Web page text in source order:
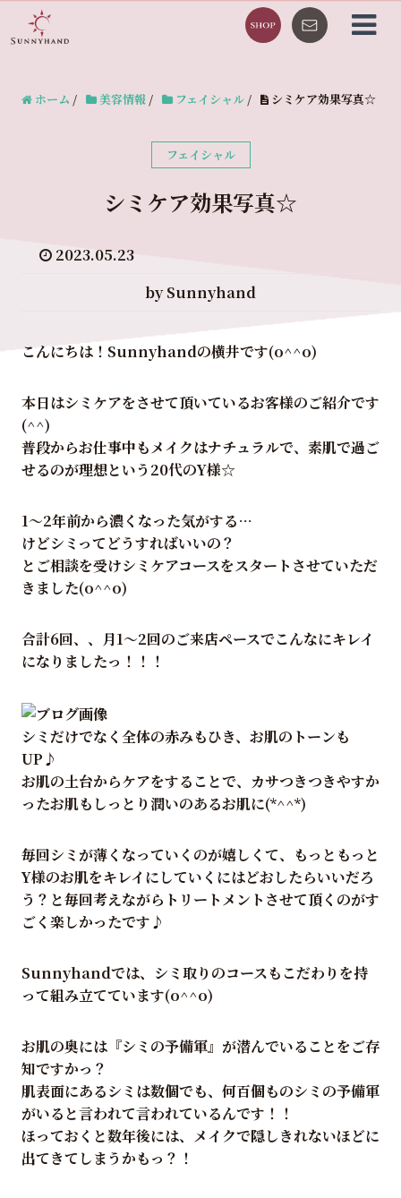
ホーム / 美容情報 / フェイシャル / シミケア効果写真☆
フェイシャル
シミケア効果写真☆
2023.05.23
by Sunnyhand
こんにちは！Sunnyhandの横井です(o^^o)
本日はシミケアをさせて頂いているお客様のご紹介です
(^^)
普段からお仕事中もメイクはナチュラルで、素肌で過ご
せるのが理想という20代のY様☆
1～2年前から濃くなった気がする…
けどシミってどうすればいいの？
とご相談を受けシミケアコースをスタートさせていただ
きました(o^^o)
合計6回、、月1～2回のご来店ペースでこんなにキレイ
になりましたっ！！！
シミだけでなく全体の赤みもひき、お肌のトーンも
UP♪
お肌の土台からケアをすることで、カサつきつきやすか
ったお肌もしっとり潤いのあるお肌に(*^^*)
毎回シミが薄くなっていくのが嬉しくて、もっともっと
Y様のお肌をキレイにしていくにはどおしたらいいだろ
う？と毎回考えながらトリートメントさせて頂くのがす
ごく楽しかったです♪
Sunnyhandでは、シミ取りのコースもこだわりを持
って組み立てています(o^^o)
お肌の奥には『シミの予備軍』が潜んでいることをご存
知ですかっ？
肌表面にあるシミは数個でも、何百個ものシミの予備軍
がいると言われて言われているんです！！
ほっておくと数年後には、メイクで隠しきれないほどに
出てきてしまうかもっ？！